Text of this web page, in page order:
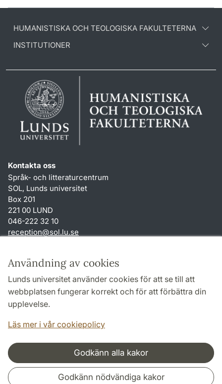
Användning av cookies
Lunds universitet använder cookies för att se till att
webbplatsen fungerar korrekt och för att förbättra din
upplevelse.
Läs mer i vår cookiepolicy
Godkänn alla kakor
Godkänn nödvändiga kakor
HUMANISTISKA OCH TEOLOGISKA FAKULTETERNA
INSTITUTIONER
Kontakta oss
Språk- och litteraturcentrum
SOL, Lunds universitet
Box 201
221 00 LUND
046-222 32 10
reception@sol.lu.se
Genvägar
Om webbplatsen och cookies
Behandling av personuppgifter
Tillgänglighetsredogörelse
Samarbeten och nätverk